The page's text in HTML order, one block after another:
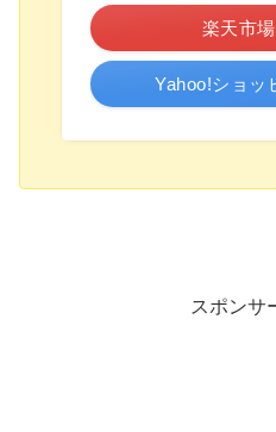
楽天市
Yahoo!ショッ
スポンサ